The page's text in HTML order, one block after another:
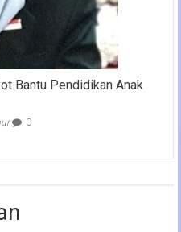
Bantu Pendidikan Anak
0